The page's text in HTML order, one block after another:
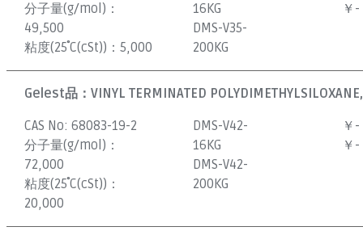
分子量(g/mol)：
49,500
粘度(25˚C(cSt))：5,000
16KG
DMS-V35-
200KG
￥-
Gelest品：VINYL TERMINATED
CAS No:68083-19-2
分子量(g/mol)：
72,000
粘度(25˚C(cSt))：
20,000
DMS-V42-
16KG
DMS-V42-
200KG
￥-
￥-